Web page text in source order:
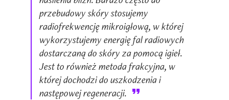
przebudowy skóry stosujemy
radiofrekwencję mikroigłową, w której
wykorzystujemy energię fal radiowych
dostarczaną do skóry za pomocą igieł.
Jest to również metoda frakcyjna, w
której dochodzi do uszkodzenia i
następowej regeneracji.